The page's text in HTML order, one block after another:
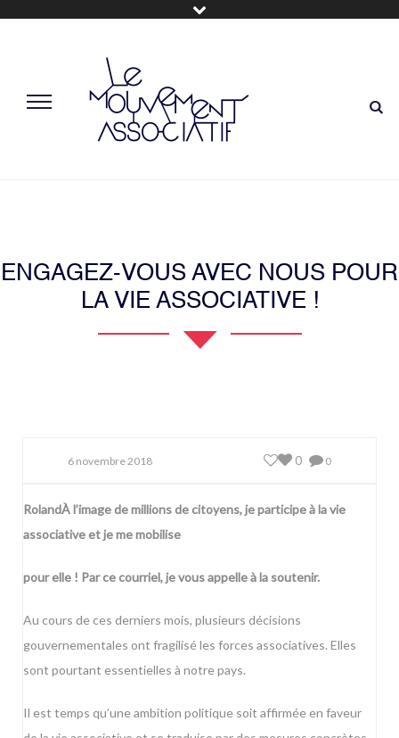
ENGAGEZ-VOUS AVEC NOUS POUR
LA VIE ASSOCIATIVE !
6 novembre 2018 0
0
RolandÀ l’image de millions de citoyens, je participe à la vie
associative et je me mobilise
pour elle ! Par ce courriel, je vous appelle à la soutenir.
Au cours de ces derniers mois, plusieurs décisions
gouvernementales ont fragilisé les forces associatives. Elles
sont pourtant essentielles à notre pays.
Il est temps qu’une ambition politique soit affirmée en faveur